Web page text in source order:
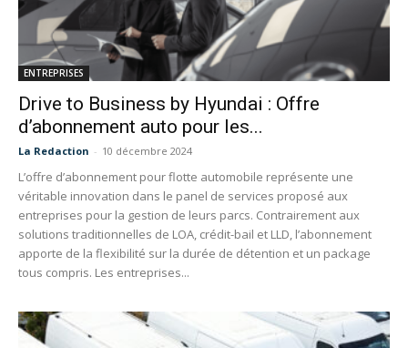
ENTREPRISES
Drive to Business by Hyundai : Offre
d’abonnement auto pour les...
La Redaction - 10 décembre 2024
L’offre d’abonnement pour flotte automobile représente une
véritable innovation dans le panel de services proposé aux
entreprises pour la gestion de leurs parcs. Contrairement aux
solutions traditionnelles de LOA, crédit-bail et LLD, l’abonnement
apporte de la flexibilité sur la durée de détention et un package
tous compris. Les entreprises...